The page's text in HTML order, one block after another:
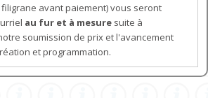
avant paiement) vous seront
au fur et à mesure suite à
soumission de prix et l'avancement
et programmation.